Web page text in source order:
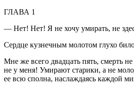
ГЛАВА 1
— Нет! Нет! Я не хочу умирать, не
Сердце кузнечным молотом глухо
Мне же всего двадцать пять, смерть
не у меня! Умирают старики, а не
ее всю сполна, наслаждаясь каждой